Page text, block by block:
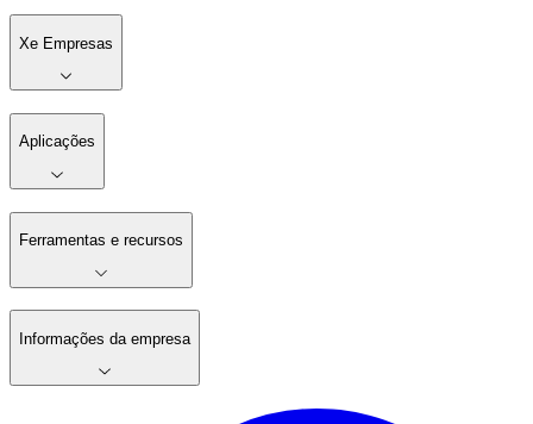
Xe Empresas
Aplicações
Ferramentas e recursos
Informações da empresa